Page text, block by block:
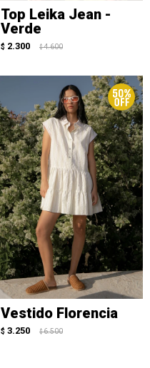
Top Leika Jean -
Verde
$ 2.300 $ 4.600
Vestido Florencia
$ 3.250 $ 6.500